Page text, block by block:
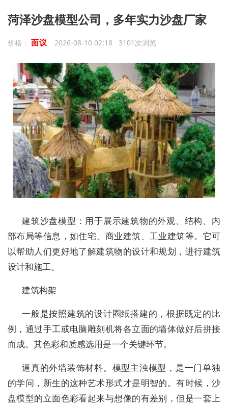
菏泽沙盘模型公司，多年实力沙盘厂家
价格： 面议 2026-08-10 02:18 3101次浏览
建筑沙盘模型：用于展示建筑物的外观、结构、内
部布局等信息，如住宅、商业建筑、工业建筑等。它可
以帮助人们更好地了解建筑物的设计和规划，进行建筑
设计和施工。
建筑构架
一般是按照建筑的设计圈纸搭建的，根据既定的比
例，通过手工或电脑雕刻机将各立面的墙体做好后拼接
而成。其色彩和质感选用是一个关键环节。
逼真的外墙装饰材料。模型主浊模型，是一门单独
的学问，新生的这种艺术形式才是明智的。有时候，沙
盘模型的立面色彩看起来与想像的有差别，但是一套上